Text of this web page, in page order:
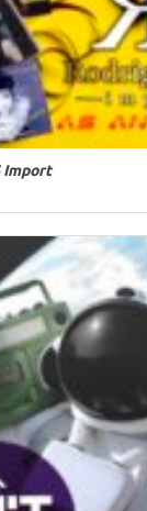
Import